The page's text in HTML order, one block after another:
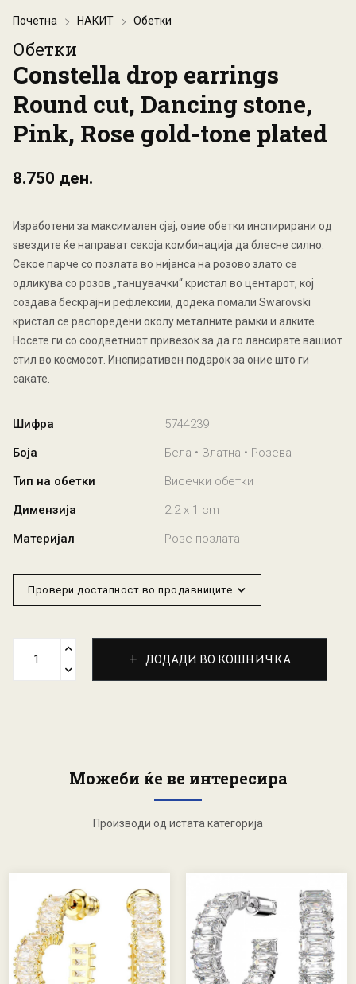
Почетна НАКИТ Обетки
Обетки
Constella drop earrings
Round cut, Dancing stone,
Pink, Rose gold-tone plated
8.750 ден.
Изработени за максимален сјај, овие обетки инспирирани од
ѕвездите ќе направат секоја комбинација да блесне силно.
Секое парче со позлата во нијанса на розово злато се
одликува со розов „танцувачки“ кристал во центарот, кој
создава бескрајни рефлексии, додека помали Swarovski
кристал се распоредени околу металните рамки и алките.
Носете ги со соодветниот привезок за да го лансирате вашиот
стил во космосот. Инспиративен подарок за оние што ги
сакате.
Шифра
5744239
Боја
Бела • Златна • Розева
Тип на обетки
Висечки обетки
Димензија
2.2 x 1 cm
Материјал
Розе позлата
Провери достапност во продавниците
ДОДАДИ ВО КОШНИЧКА
Можеби ќе ве интересира
Производи од истата категорија